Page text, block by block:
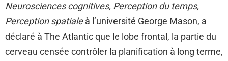
Neurosciences cognitives, Perception du temps,
Perception spatialeà l’université George Mason, a
déclaré à The Atlantic que le lobe frontal, la partie du
cerveau censée contrôler la planification à long terme,